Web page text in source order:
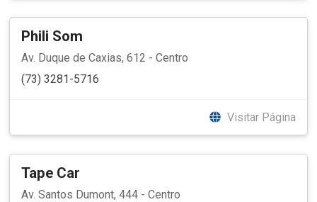
Phili Som
Av. Duque de Caxias, 612 - Centro
(73) 3281-5716
Visitar Página
Tape Car
Av. Santos Dumont, 444 - Centro